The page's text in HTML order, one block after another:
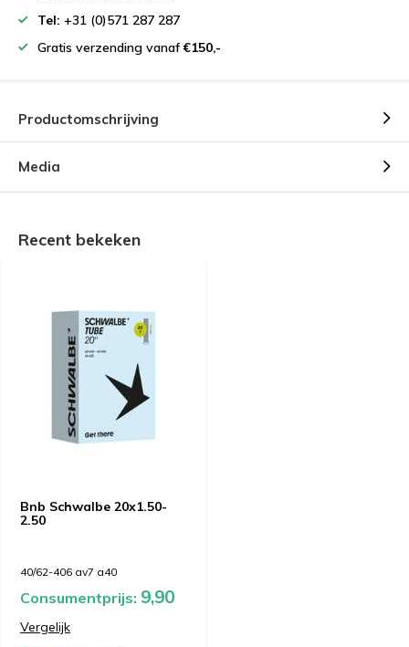
Tel: +31 (0)571 287 287
Gratis verzending vanaf€150,-
Productomschrijving
Media
Recent bekeken
Bnb Schwalbe 20x1.50-
2.50
40/62-406 av7 a40
Consumentprijs: 9,90
Vergelijk